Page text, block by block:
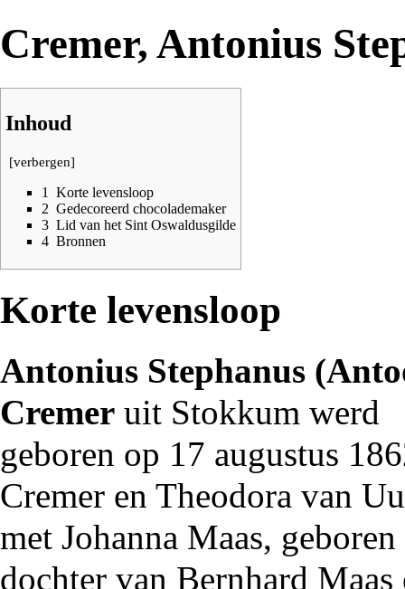
Cremer, Antonius
Inhoud
[verbergen]
1
Korte levensloop
2 Gedecoreerd chocolademaker
3 Lid van het Sint Oswaldusgilde
4 Bronnen
Korte levensloop
Antonius Stephanus
Cremer uit Stokkum werd
geboren op 17 augustus
Cremer en Theodora van
met Johanna Maas,
dochter van Bernhard